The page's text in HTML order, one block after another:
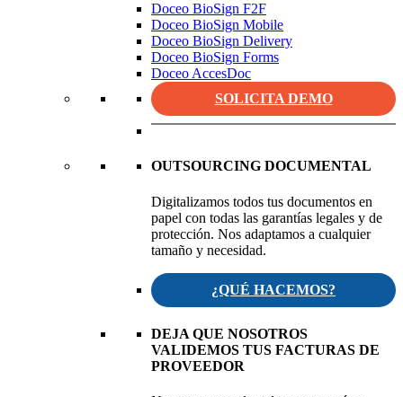
Doceo BioSign F2F
Doceo BioSign Mobile
Doceo BioSign Delivery
Doceo BioSign Forms
Doceo AccesDoc
SOLICITA DEMO
OUTSOURCING DOCUMENTAL
Digitalizamos todos tus documentos en
papel con todas las garantías legales y de
protección. Nos adaptamos a cualquier
tamaño y necesidad.
¿QUÉ HACEMOS?
DEJA QUE NOSOTROS
VALIDEMOS TUS FACTURAS DE
PROVEEDOR